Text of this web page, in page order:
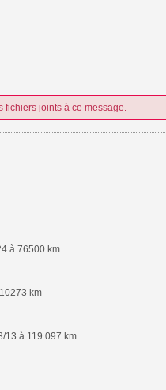
fichiers joints à ce message.
à 76500 km
km
13 à 119 097 km.